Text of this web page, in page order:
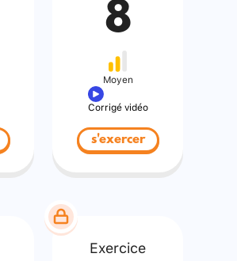
8
Moyen
Corrigé vidéo
s'exercer
Exercice